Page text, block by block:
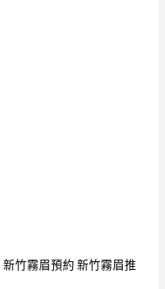
新竹霧眉預約 新竹霧眉推